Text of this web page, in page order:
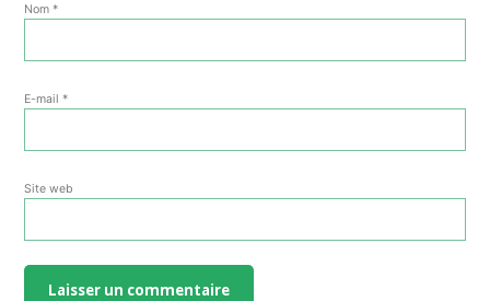
Nom *
E-mail *
Site web